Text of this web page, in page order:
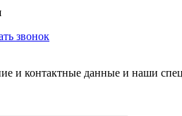
звонок
и контактные данные и наши